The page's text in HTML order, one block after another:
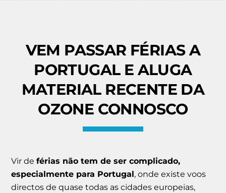
VEM PASSAR FÉRIAS A
PORTUGAL E ALUGA
MATERIAL RECENTE DA
OZONE CONNOSCO
Vir deférias não tem de ser complicado,
especialmente para Portugal, onde existe voos
directos de quase todas as cidades europeias,